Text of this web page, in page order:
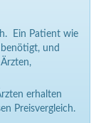
Ein Patient wie
und
erhalten
Preisvergleich.